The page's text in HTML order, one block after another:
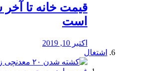
قیمت خانه تا
است
اکتبر 10, 2019
اشتغال